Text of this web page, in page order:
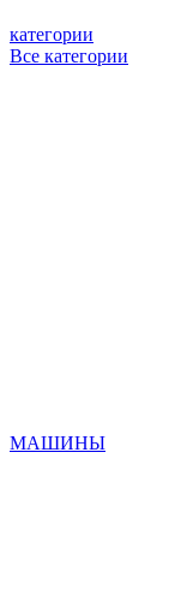
категории
Все категории
МАШИНЫ